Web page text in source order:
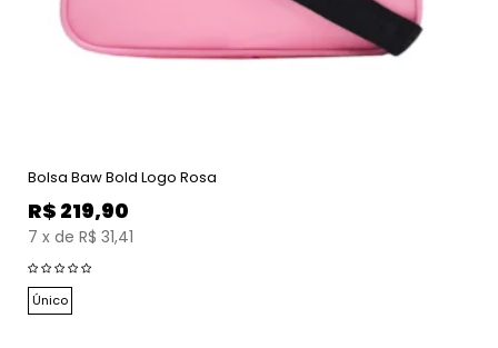
Bolsa Baw Bold Logo Rosa
R$ 219,90
7 x de R$ 31,41
Único